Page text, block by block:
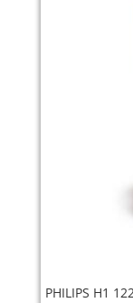
PHILIPS H1